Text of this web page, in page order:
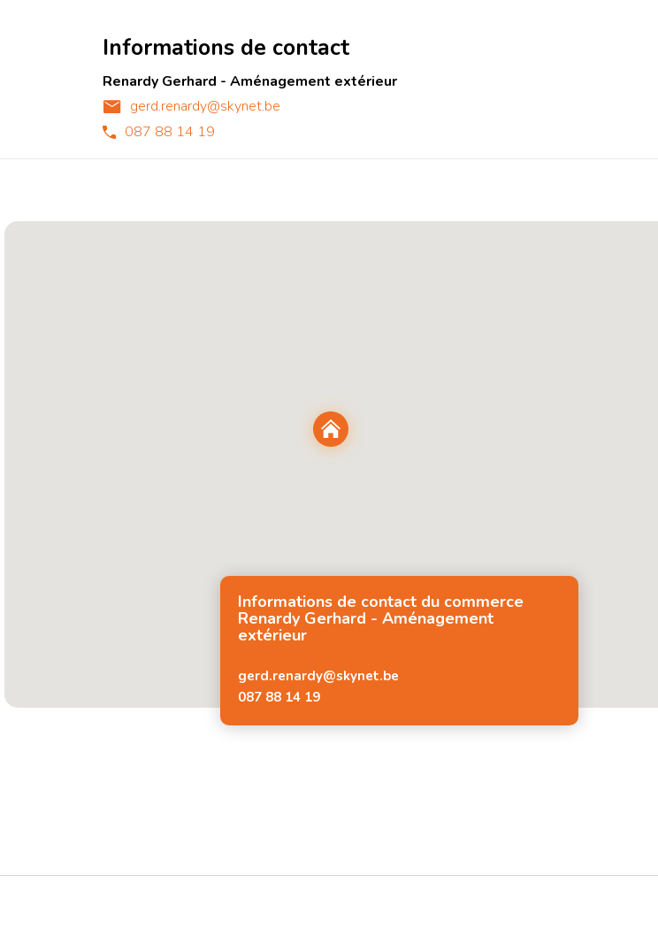
Informations de contact
Renardy Gerhard - Aménagement extérieur
gerd.renardy@skynet.be
087 88 14 19
Informations de contact du commerce
Renardy Gerhard - Aménagement
extérieur
gerd.renardy@skynet.be
087 88 14 19